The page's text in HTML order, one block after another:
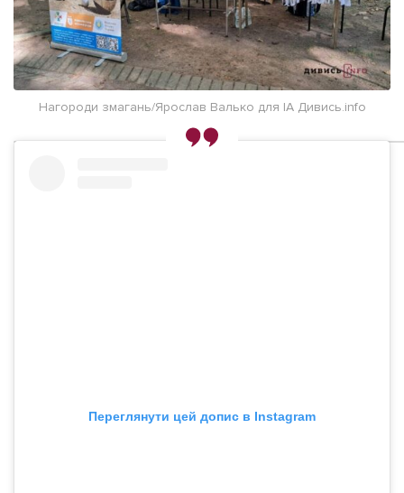
Нагороди змагань/Ярослав Валько для ІА Дивись.info
Переглянути цей допис в Instagram